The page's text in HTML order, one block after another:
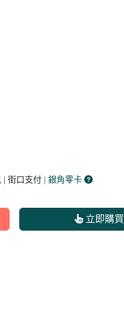
| 街口支付 | 銀角零卡
立即購買